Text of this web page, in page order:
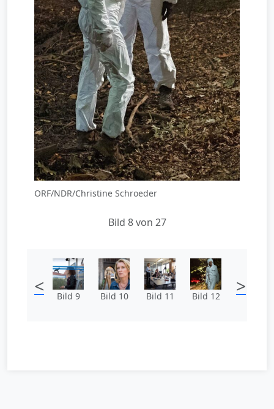
ORF/NDR/Christine Schroeder
Bild 8 von 27
< Bild 9 Bild 10 Bild 11 Bild 12 >